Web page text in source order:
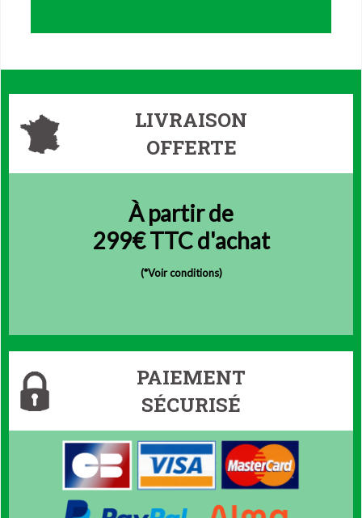
LIVRAISON
OFFERTE
À partir de
299€ TTC d'achat
(*Voir conditions)
PAIEMENT
SÉCURISÉ